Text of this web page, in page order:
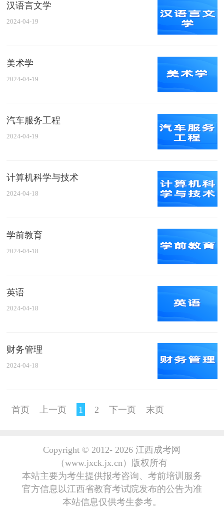
汉语言文学
2024-04-19
美术学
2024-04-19
汽车服务工程
2024-04-19
计算机科学与技术
2024-04-18
学前教育
2024-04-18
英语
2024-04-18
财务管理
2024-04-18
首页 上一页 1 2 下一页 末页
Copyright © 2012- 2026 江西成考网
（www.jxck.jx.cn）版权所有
本站主要为考生提供报考咨询、考前培训服务
官方信息以江西省教育考试院发布的公告为准
本站信息仅供考生参考。